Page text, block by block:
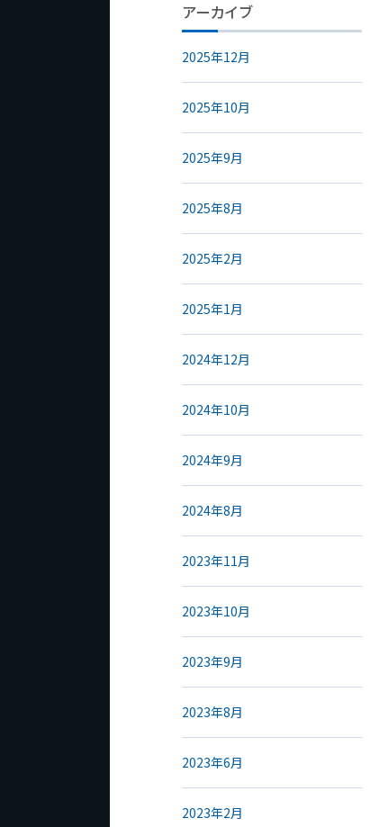
アーカイブ
2025年12月
2025年10月
2025年9月
2025年8月
2025年2月
2025年1月
2024年12月
2024年10月
2024年9月
2024年8月
2023年11月
2023年10月
2023年9月
2023年8月
2023年6月
2023年2月